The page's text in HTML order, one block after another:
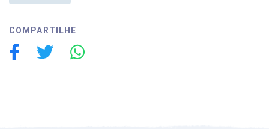
COMPARTILHE